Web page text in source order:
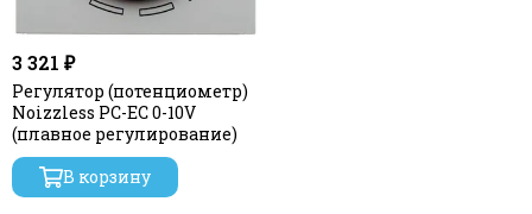
3 321 ₽
Регулятор (потенциометр)
Noizzless PC-EC 0-10V
(плавное регулирование)
В корзину